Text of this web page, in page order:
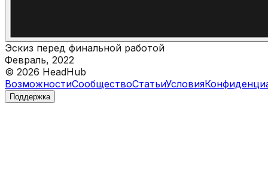
Эскиз перед финальной работой
Февраль, 2022
© 2026 HeadHub
ВозможностиСообществоСтатьиУсловия
Поддержка